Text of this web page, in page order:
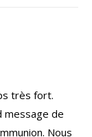
très fort.
message de
Nous